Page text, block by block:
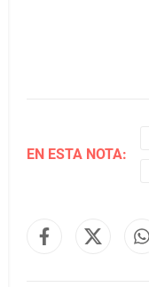
EN ESTA NOTA: